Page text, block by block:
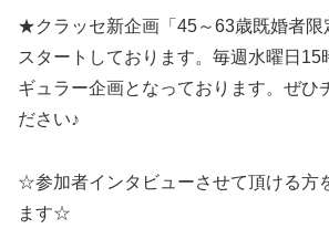
★クラッセ新企画「45～63歳既婚者限
スタートしております。毎週水曜日15
ギュラー企画となっております。ぜひ
ださい♪
☆参加者インタビューさせて頂ける方
ます☆